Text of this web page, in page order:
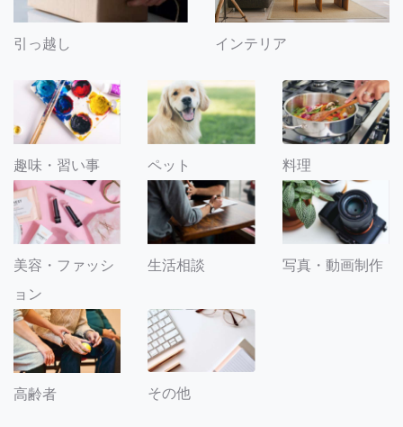
引っ越し インテリア
趣味・習い事 ペット 料理
美容・ファッシ
ョン
生活相談 写真・動画制作
高齢者 その他